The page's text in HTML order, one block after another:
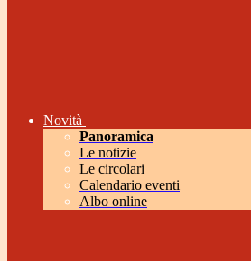
Novità
Panoramica
Le notizie
Le circolari
Calendario eventi
Albo online